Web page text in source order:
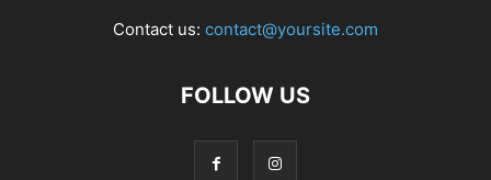
Contact us: contact@yoursite.com
FOLLOW US